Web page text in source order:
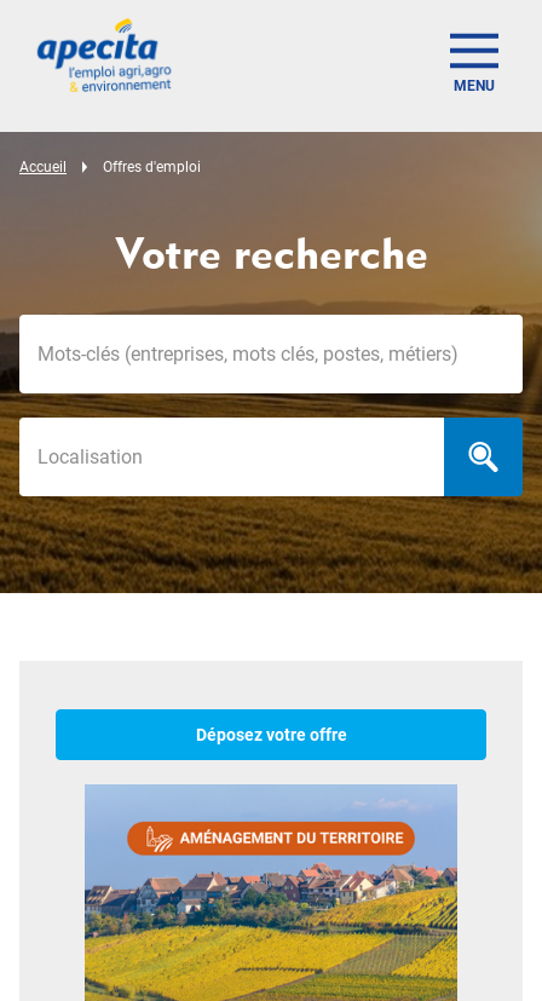
MENU
Accueil Offres d'emploi
Votre recherche
Déposez votre offre